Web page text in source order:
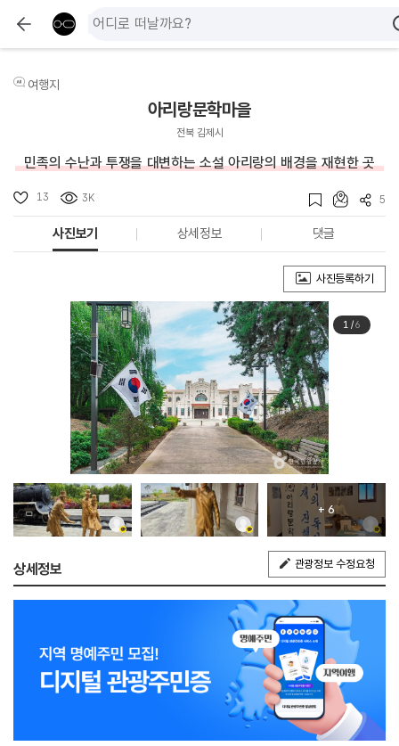
여행지
아리랑문학마을
전북 김제시
민족의 수난과 투쟁을 대변하는 소설 아리랑의 배경을 재현한 곳
13 3K 5
사진보기 상세정보 댓글
사진등록하기
1/6
+ 6
상세정보 관광정보 수정요청